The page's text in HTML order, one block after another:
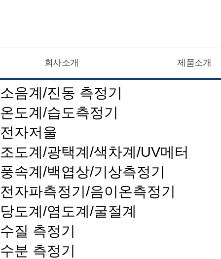
회사소개 제품소개
CATEGOLY LIST
현대계측기
소음계/진동 측정기
온도계/습도측정기
전자저울
조도계/광택계/색차계/UV메터
풍속계/백엽상/기상측정기
전자파측정기/음이온측정기
당도계/염도계/굴절계
수질 측정기
수분 측정기